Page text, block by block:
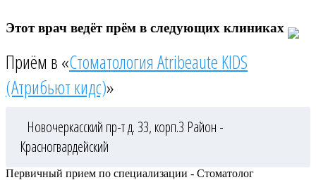
Этот врач ведёт прём в следующих клиниках
Приём в «Стоматология Atribeaute KIDS
(Атрибьют кидс)»
Новочеркасский пр-т д. 33, корп.3 Район -
Красногвардейский
Первичный прием по специализации - Стоматолог